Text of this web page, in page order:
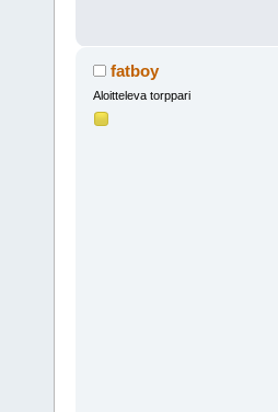
fatboy
Aloitteleva torppari